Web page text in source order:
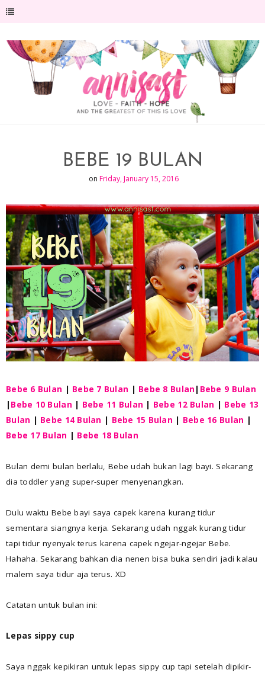
BEBE 19 BULAN
on Friday, January 15, 2016
Bebe 6 Bulan | Bebe 7 Bulan | Bebe 8 Bulan | Bebe 9 Bulan
| Bebe 10 Bulan | Bebe 11 Bulan | Bebe 12 Bulan | Bebe 13
Bulan | Bebe 14 Bulan | Bebe 15 Bulan | Bebe 16 Bulan |
Bebe 17 Bulan | Bebe 18 Bulan
Bulan demi bulan berlalu, Bebe udah bukan lagi bayi. Sekarang
dia toddler yang super-super menyenangkan.
Dulu waktu Bebe bayi saya capek karena kurang tidur
sementara siangnya kerja. Sekarang udah nggak kurang tidur
tapi tidur nyenyak terus karena capek ngejar-ngejar Bebe.
Hahaha. Sekarang bahkan dia nenen bisa buka sendiri jadi kalau
malem saya tidur aja terus. XD
Catatan untuk bulan ini:
Lepas sippy cup
Saya nggak kepikiran untuk lepas sippy cup tapi setelah dipikir-